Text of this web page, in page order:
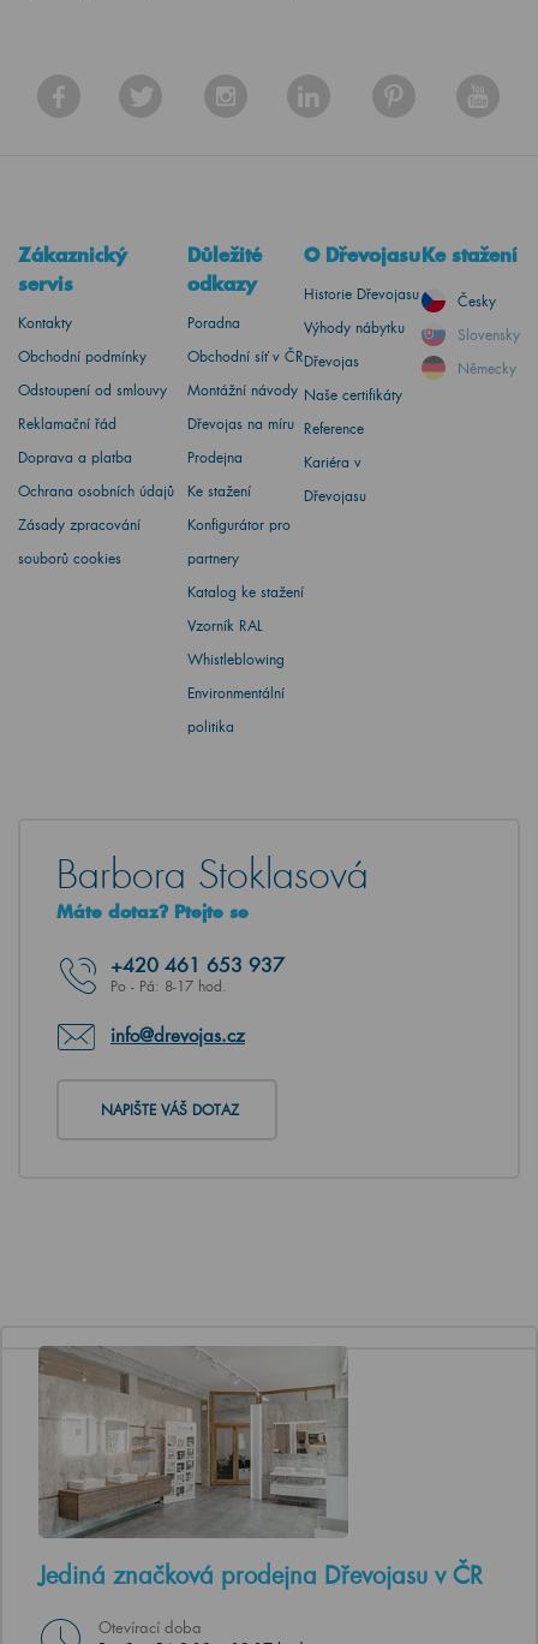
Zákaznický
servis
Kontakty
Obchodní podmínky
Odstoupení od smlouvy
Reklamační řád
Doprava a platba
Ochrana osobních údajů
Zásady zpracování
souborů cookies
Důležité
odkazy
Poradna
Obchodní síť v ČR
Montážní návody
Dřevojas na míru
Prodejna
Ke stažení
Konfigurátor pro
partnery
Katalog ke stažení
Vzorník RAL
Whistleblowing
Environmentální
politika
O Dřevojasu
Historie Dřevojasu
Výhody nábytku
Dřevojas
Naše certifikáty
Reference
Kariéra v
Dřevojasu
Ke stažení
Česky
Slovensky
Německy
Barbora Stoklasová
Máte dotaz? Ptejte se
+420 461 653 937
Po - Pá: 8-17 hod.
info@drevojas.cz
NAPIŠTE VÁŠ DOTAZ
Jediná značková prodejna Dřevojasu v ČR
Otevírací doba